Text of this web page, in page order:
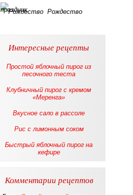
праздник Рождество
Интересные рецепты
Простой яблочный пирог из
песочного теста
Клубничный пирог с кремом
«Меренга»
Вкусное сало в рассоле
Рис с лимонным соком
Быстрый яблочный пирог на
кефире
Комментарии рецептов